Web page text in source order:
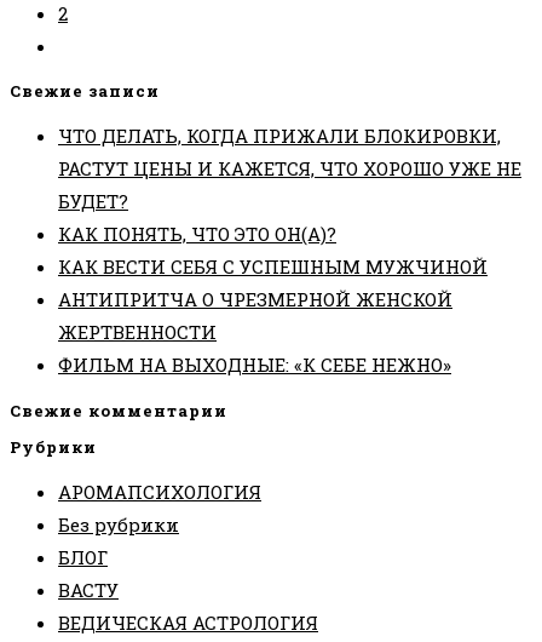
2
страницу
Свежие записи
ЧТО ДЕЛАТЬ, КОГДА ПРИЖАЛИ БЛОКИРОВКИ,
РАСТУТ ЦЕНЫ И КАЖЕТСЯ, ЧТО ХОРОШО УЖЕ НЕ
БУДЕТ?
КАК ПОНЯТЬ, ЧТО ЭТО ОН(А)?
КАК ВЕСТИ СЕБЯ С УСПЕШНЫМ МУЖЧИНОЙ
АНТИПРИТЧА О ЧРЕЗМЕРНОЙ ЖЕНСКОЙ
ЖЕРТВЕННОСТИ
ФИЛЬМ НА ВЫХОДНЫЕ: «К СЕБЕ НЕЖНО»
Свежие комментарии
Рубрики
АРОМАПСИХОЛОГИЯ
Без рубрики
БЛОГ
ВАСТУ
ВЕДИЧЕСКАЯ АСТРОЛОГИЯ